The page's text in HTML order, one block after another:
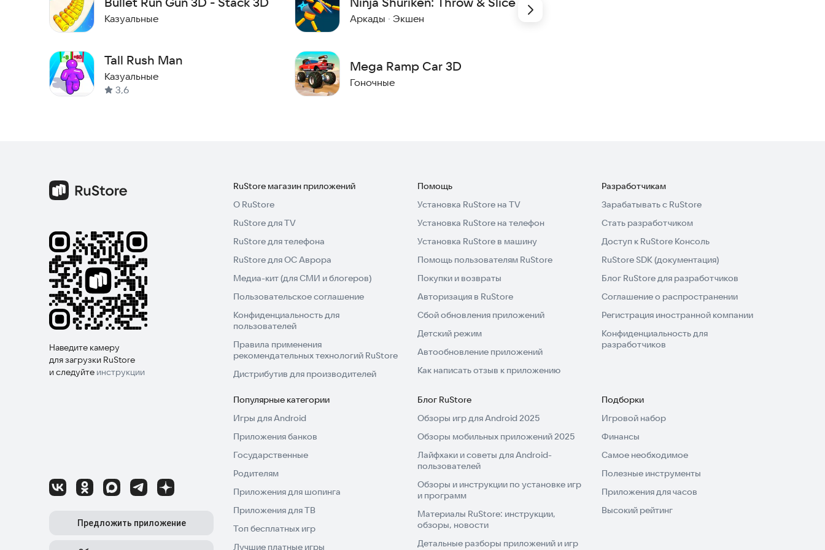
Казуальные
Tall Rush Man
Казуальные
3,6
Аркады · Экшен
Mega Ramp Car 3D
Гоночные
Наведите камеру
для загрузки RuStore
и следуйте инструкции
Предложить приложение
RuStore магазин приложений
О RuStore
RuStore для TV
RuStore для телефона
RuStore для ОС Аврора
Медиа-кит (для СМИ и блогеров)
Пользовательское соглашение
Конфиденциальность для
пользователей
Правила применения
рекомендательных технологий RuStore
Дистрибутив для производителей
Помощь
Установка RuStore на TV
Установка RuStore на телефон
Установка RuStore в машину
Помощь пользователям RuStore
Покупки и возвраты
Авторизация в RuStore
Сбой обновления приложений
Детский режим
Автообновление приложений
Как написать отзыв к приложению
Разработчикам
Зарабатывать с RuStore
Стать разработчиком
Доступ к RuStore Консоль
RuStore SDK (документация)
Блог RuStore для разработчиков
Соглашение о распространении
Регистрация иностранной компании
Конфиденциальность для
разработчиков
Популярные категории
Игры для Android
Приложения банков
Государственные
Родителям
Приложения для шопинга
Приложения для ТВ
Топ бесплатных игр
Лучшие платные игры
Блог RuStore
Обзоры игр для Android 2025
Обзоры мобильных приложений 2025
Лайфхаки и советы для Android-
пользователей
Обзоры и инструкции по установке игр
и программ
Материалы RuStore: инструкции,
обзоры, новости
Детальные разборы приложений и игр
Подборки
Игровой набор
Финансы
Самое необходимое
Полезные инструменты
Приложения для часов
Высокий рейтинг